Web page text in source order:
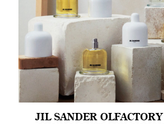
JIL SANDER